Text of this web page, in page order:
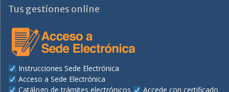
Tus gestiones online
Instrucciones Sede Electrónica
Acceso a Sede Electrónica
Catálogo de trámites electrónicos
Accede con certificado